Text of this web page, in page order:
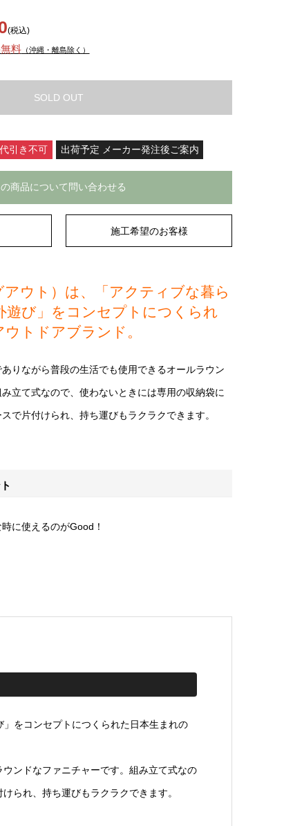
(税込)
料（沖縄・離島除く）
SOLD OUT
代引き不可 出荷予定 メーカー発注後ご案内
の商品について問い合わせる
施工希望のお客様
ウト）は、「アクティブな暮ら
遊び」をコンセプトにつくられ
トドアブランド。
りながら普段の生活でも使用できるオールラウン
立て式なので、使わないときには専用の収納袋に
で片付けられ、持ち運びもラクラクできます。
に使えるのがGood！
をコンセプトにつくられた日本生まれの
ンドなファニチャーです。組み立て式なの
られ、持ち運びもラクラクできます。